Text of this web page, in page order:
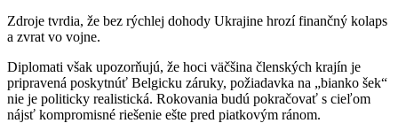
Zdroje tvrdia, že bez rýchlej dohody Ukrajine hrozí finančný kolaps
a zvrat vo vojne.
Diplomati však upozorňujú, že hoci väčšina členských krajín je
pripravená poskytnúť Belgicku záruky, požiadavka na „bianko šek“
nie je politicky realistická. Rokovania budú pokračovať s cieľom
nájsť kompromisné riešenie ešte pred piatkovým ránom.